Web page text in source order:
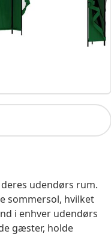
udendørs rum.
sommersol, hvilket
i enhver udendørs
gæster, holde